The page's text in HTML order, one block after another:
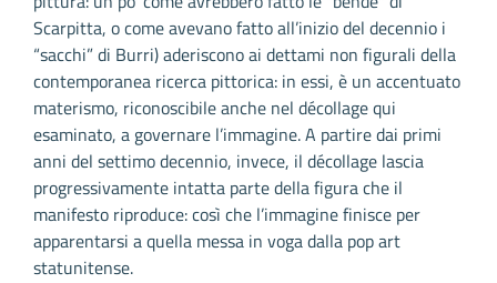
Scarpitta, o come avevano fatto all’inizio del decennio i
“sacchi” di Burri) aderiscono ai dettami non figurali della
contemporanea ricerca pittorica: in essi, è un accentuato
materismo, riconoscibile anche nel décollage qui
esaminato, a governare l’immagine. A partire dai primi
anni del settimo decennio, invece, il décollage lascia
progressivamente intatta parte della figura che il
manifesto riproduce: così che l’immagine finisce per
apparentarsi a quella messa in voga dalla pop art
statunitense.